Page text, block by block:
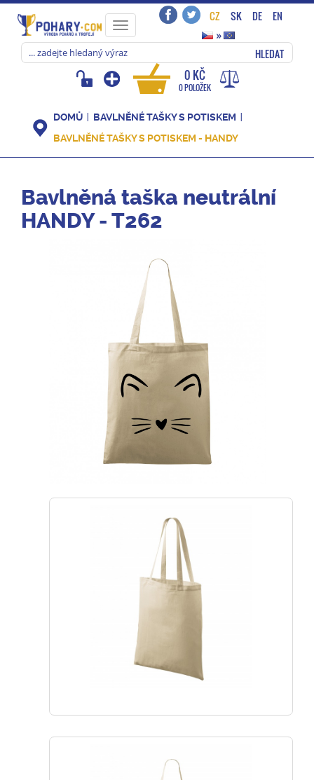
Toggle
navigation
CZ SK DE
EN
»
HLEDAT
0 KČ
0 POLOŽEK
DOMŮ
BAVLNĚNÉ TAŠKY S POTISKEM
BAVLNĚNÉ TAŠKY S POTISKEM - HANDY
Bavlněná taška neutrální
HANDY - T262